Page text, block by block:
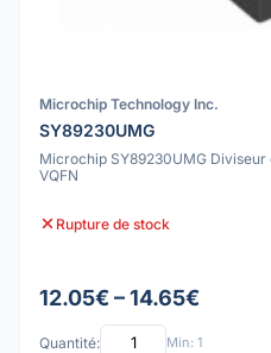
Microchip Technology Inc.
SY89230UMG
Microchip SY89230UMG Diviseur
VQFN
Rupture de stock
12.05€ – 14.65€
Quantité: Min: 1